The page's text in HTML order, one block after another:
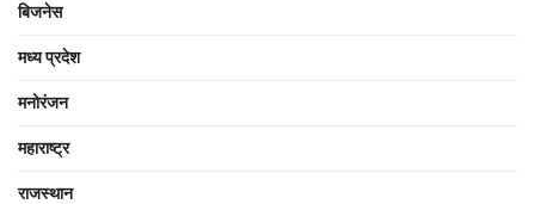
बिजनेस
मध्य प्रदेश
मनोरंजन
महाराष्ट्र
राजस्थान